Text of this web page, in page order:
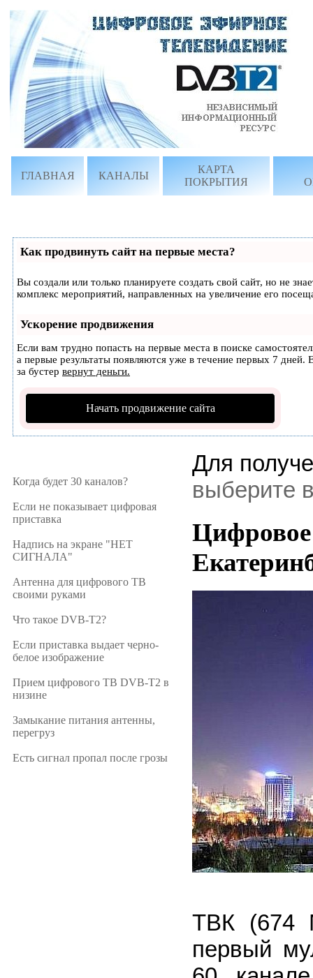
ГЛАВНАЯ КАНАЛЫ
КАРТА
ПОКРЫТИЯ
Как продвинуть сайт на первые места?
Вы создали или только планируете создать свой сайт, но не
комплекс мероприятий, направленных на увеличение его
Ускорение продвижения
Если вам трудно попасть на первые места в поиске
а первые результаты появляются уже в течение первых 7
за бустер вернут деньги.
Начать продвижение сайта
Когда будет 30 каналов?
Если не показывает цифровая
приставка
Надпись на экране "НЕТ
СИГНАЛА"
Антенна для цифрового ТВ
своими руками
Что такое DVB-T2?
Если приставка выдает черно-
белое изображение
Прием цифрового ТВ DVB-T2 в
низине
Замыкание питания антенны,
перегруз
Есть сигнал пропал после грозы
Для
выберите
Цифровое
ТВК (674
первый